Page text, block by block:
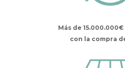
Más de
con la compra